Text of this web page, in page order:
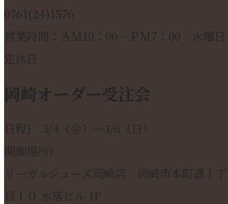
0761(24)1576
営業時間：ＡＭ10：00～ＰＭ7：00 水曜日
定休日
岡崎オーダー受注会
日程) 3/4（金）～3/6（日）
開催場所)
リーガルシューズ岡崎店 岡崎市本町通１丁
目１０ 水落ビル 1F